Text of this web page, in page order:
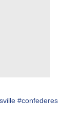
#confederes